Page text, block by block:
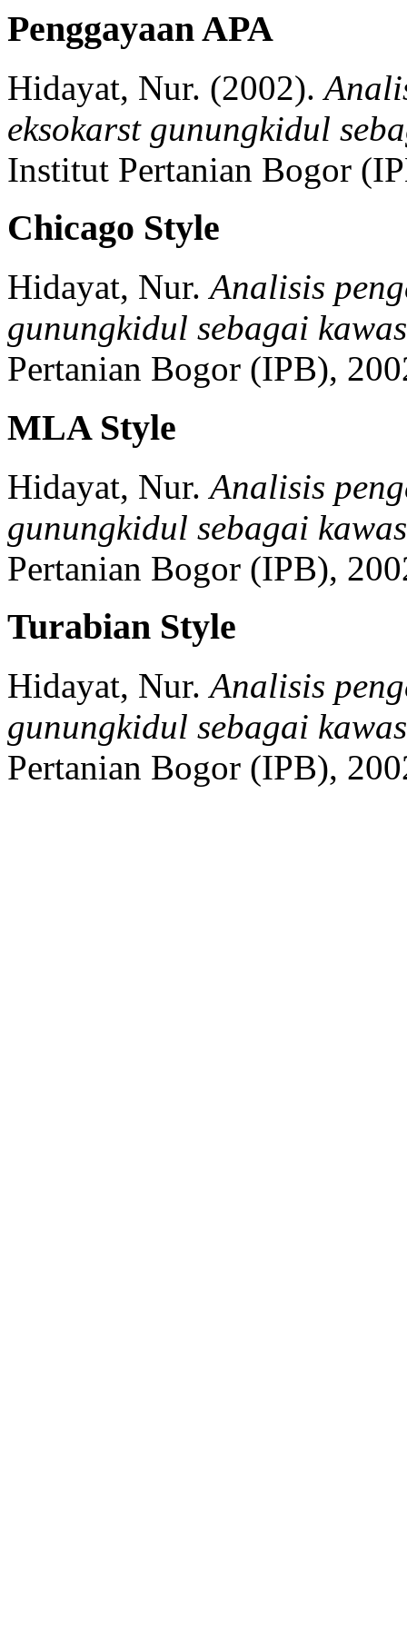
Penggayaan APA
Hidayat, Nur. (2002).
eksokarst gunungkidul
Institut Pertanian Bogor
Chicago Style
Hidayat, Nur. Analisis
gunungkidul sebagai
Pertanian Bogor (IPB),
MLA Style
Hidayat, Nur. Analisis
gunungkidul sebagai
Pertanian Bogor (IPB),
Turabian Style
Hidayat, Nur. Analisis
gunungkidul sebagai
Pertanian Bogor (IPB),